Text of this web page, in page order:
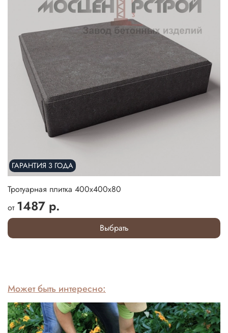
ГАРАНТИЯ 3 ГОДА
Тротуарная плитка 400х400х80
от 1487 р.
Выбрать
Может быть интересно: